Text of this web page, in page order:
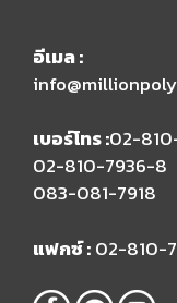
อีเมล​ :
เบอร์โทร :02-
02-810-7936-8
083-081-7918
แฟกซ์ :02-810-